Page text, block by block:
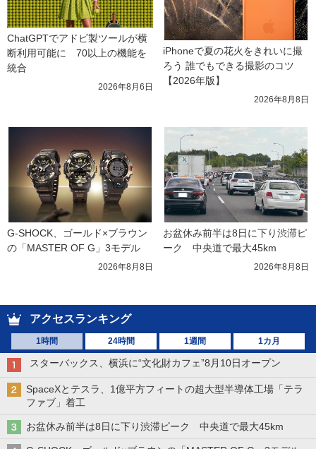
ChatGPTでアドビ製ツールが横
断利用可能に　70以上の機能を
統合
2026年8月6日
iPhoneで夏の花火をきれいに撮
ろう 誰でもできる撮影のコツ
【2026年版】
2026年8月8日
G-SHOCK、ゴールド×ブラウン
の「MASTER OF G」3モデル
2026年8月8日
お盆休み前半は8日に下り渋滞ピ
ーク　中央道で最大45km
2026年8月8日
アクセスランキング
1時間 24時間 1週間 1カ月
スターバックス、横浜に“文化財カフェ”8月10日オープン
SpaceXとテスラ、1億平方フィートの超大型半導体工場「テラ
ファブ」着工
お盆休み前半は8日に下り渋滞ピーク 中央道で最大45km